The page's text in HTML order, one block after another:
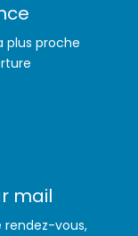
plus proche
mail
rendez-vous,